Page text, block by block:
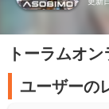
トーラムオ
ユーザーの